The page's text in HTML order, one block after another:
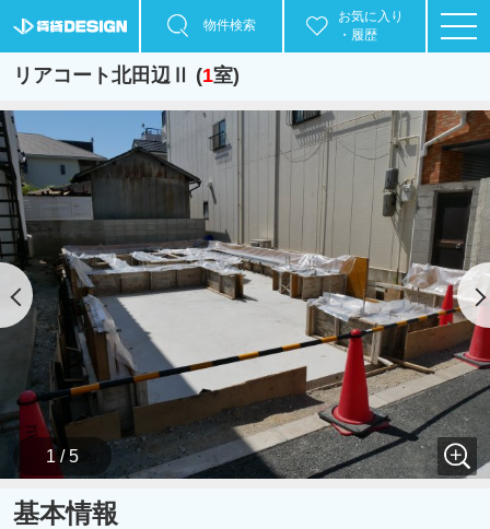
物件検索
お気に入り
・履歴
リアコート北田辺Ⅱ (1室)
1 / 5
基本情報